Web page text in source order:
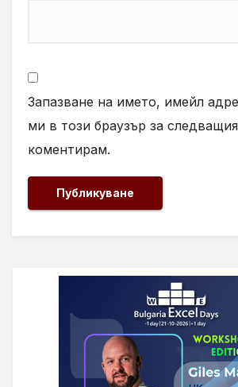
Запазване на името, имейл
ми в този браузър за
коментирам.